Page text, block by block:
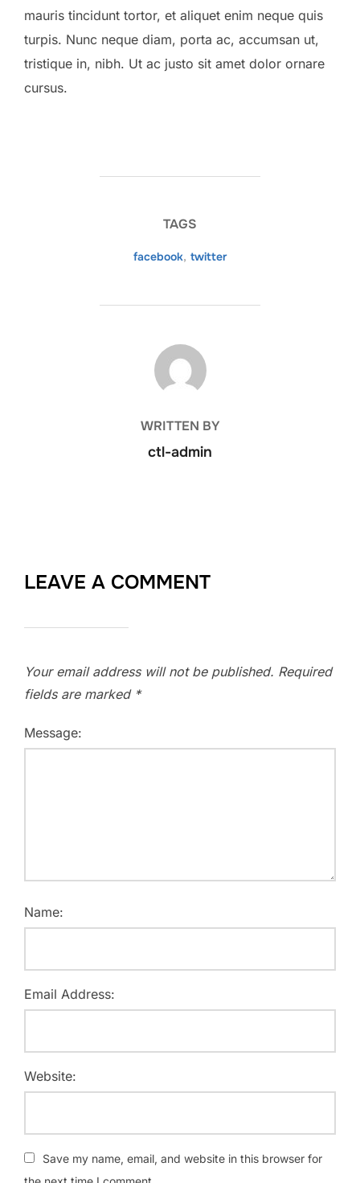
mauris tincidunt tortor, et aliquet enim neque quis
turpis. Nunc neque diam, porta ac, accumsan ut,
tristique in, nibh. Ut ac justo sit amet dolor ornare
cursus.
TAGS
facebook, twitter
POST AUTHOR
WRITTEN BY
ctl-admin
LEAVE A COMMENT
Your email address will not be published. Required
fields are marked *
Message:
Name:
Email Address:
Website:
Save my name, email, and website in this browser for